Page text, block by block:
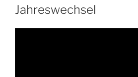
AM
Jahreswechsel